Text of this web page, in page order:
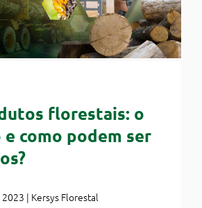
florestais: o
e como podem ser
| Kersys Florestal